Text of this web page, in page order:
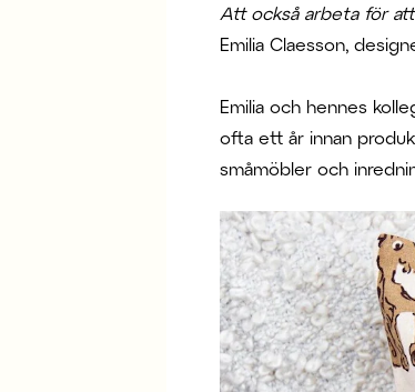
Att också arbeta för
Emilia Claesson,
Emilia och hennes
ofta ett år innan
småmöbler och